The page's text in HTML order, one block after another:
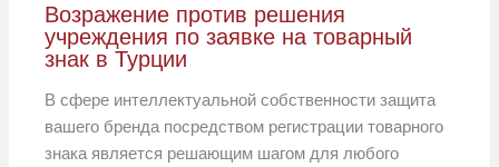
Возражение против решения
учреждения по заявке на товарный
знак в Турции
В сфере интеллектуальной собственности защита
вашего бренда посредством регистрации товарного
знака является решающим шагом для любого